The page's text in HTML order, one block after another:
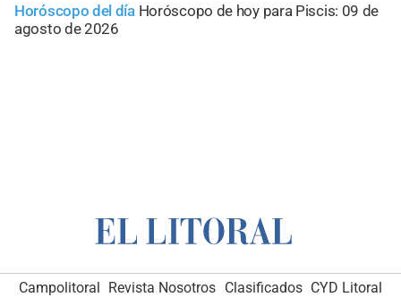
Horóscopo del día Horóscopo de hoy para Piscis: 09 de
agosto de 2026
Campolitoral Revista Nosotros Clasificados CYD Litoral